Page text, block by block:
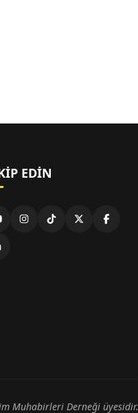
EDIN
Muhabirleri Derneği üyesidir.